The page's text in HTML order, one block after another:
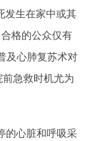
发生在家中或其
格的公众仅有
及心肺复苏术对
急救时机尤为
的心脏和呼吸采